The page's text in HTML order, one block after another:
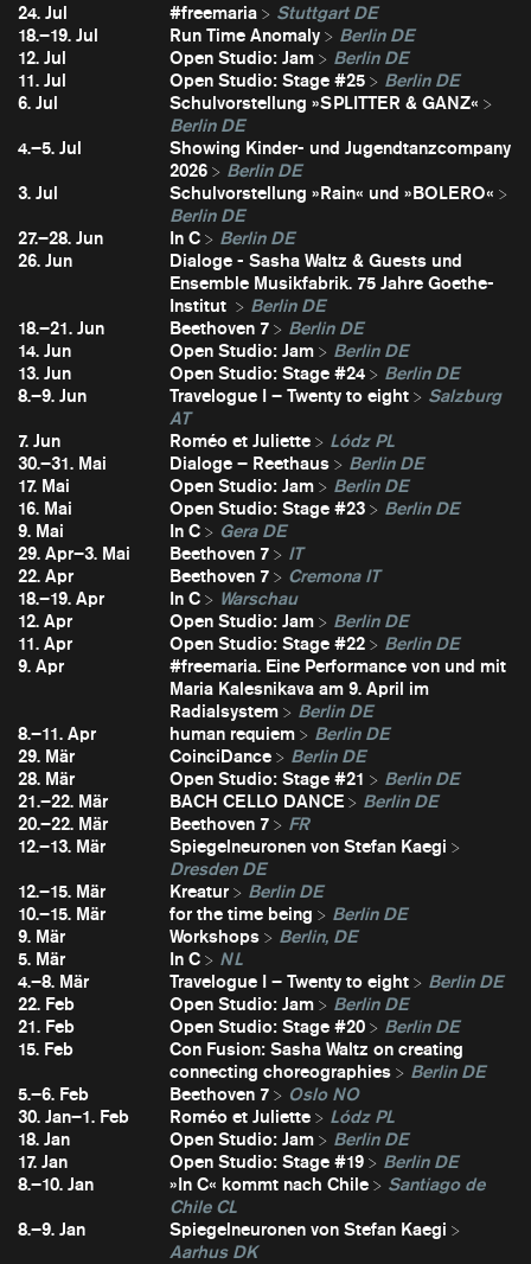
24. Jul #freemaria
Stuttgart DE
18.–19. Jul
Run Time Anomaly
Berlin DE
12. Jul
Open Studio: Jam
Berlin DE
11. Jul
Open Studio: Stage #25
Berlin DE
6. Jul
Schulvorstellung »SPLITTER & GANZ«
Berlin DE
4.–5. Jul
Showing Kinder- und Jugendtanzcompany
2026
Berlin DE
3. Jul
Schulvorstellung »Rain« und »BOLERO«
Berlin DE
27.–28. Jun
In C
Berlin DE
26. Jun
Dialoge - Sasha Waltz & Guests und
Ensemble Musikfabrik. 75 Jahre Goethe-
Institut
Berlin DE
18.–21. Jun
Beethoven 7
Berlin DE
14. Jun
Open Studio: Jam
Berlin DE
13. Jun
Open Studio: Stage #24
Berlin DE
8.–9. Jun
Travelogue I – Twenty to eight
Salzburg
AT
7. Jun
Roméo et Juliette
Lódz PL
30.–31. Mai
Dialoge – Reethaus
Berlin DE
17. Mai
Open Studio: Jam
Berlin DE
16. Mai
Open Studio: Stage #23
Berlin DE
9. Mai
In C
Gera DE
29. Apr–3. Mai
Beethoven 7
IT
22. Apr
Beethoven 7
Cremona IT
18.–19. Apr
In C
Warschau
12. Apr
Open Studio: Jam
Berlin DE
11. Apr
Open Studio: Stage #22
Berlin DE
9. Apr
#freemaria. Eine Performance von und mit
Maria Kalesnikava am 9. April im
Radialsystem
Berlin DE
8.–11. Apr
human requiem
Berlin DE
29. Mär
CoinciDance
Berlin DE
28. Mär
Open Studio: Stage #21
Berlin DE
21.–22. Mär
BACH CELLO DANCE
Berlin DE
20.–22. Mär
Beethoven 7
FR
12.–13. Mär
Spiegelneuronen von Stefan Kaegi
Dresden DE
12.–15. Mär
Kreatur
Berlin DE
10.–15. Mär
for the time being
Berlin DE
9. Mär
Workshops
Berlin, DE
5. Mär
In C
NL
4.–8. Mär
Travelogue I – Twenty to eight
Berlin DE
22. Feb
Open Studio: Jam
Berlin DE
21. Feb
Open Studio: Stage #20
Berlin DE
15. Feb
Con Fusion: Sasha Waltz on creating
connecting choreographies
Berlin DE
5.–6. Feb
Beethoven 7
Oslo NO
30. Jan–1. Feb
Roméo et Juliette
Lódz PL
18. Jan
Open Studio: Jam
Berlin DE
17. Jan
Open Studio: Stage #19
Berlin DE
8.–10. Jan
»In C« kommt nach Chile
Santiago de
Chile CL
8.–9. Jan
Spiegelneuronen von Stefan Kaegi
Aarhus DK